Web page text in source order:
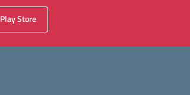
Play Store